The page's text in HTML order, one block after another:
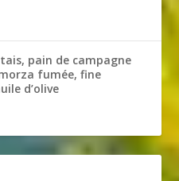
pain de campagne
fumée, fine
d’olive